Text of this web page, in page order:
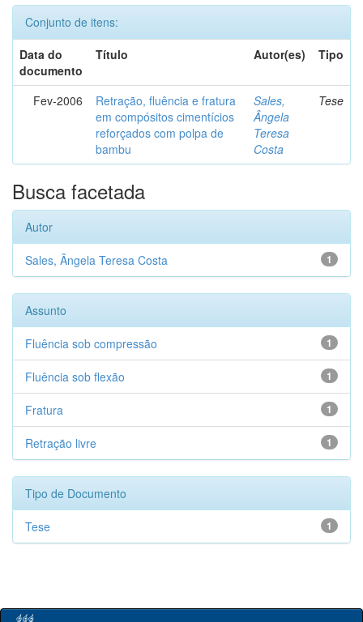
Conjunto de itens:
Data do
documento
Título Autor(es) Tipo
Fev-2006
Retração, fluência e fratura
em compósitos cimentícios
reforçados com polpa de
bambu
Sales,
Ângela
Teresa
Costa
Tese
Busca facetada
Autor
1
Sales, Ângela Teresa Costa
Assunto
1
Fluência sob compressão
1
Fluência sob flexão
1
Fratura
1
Retração livre
Tipo de Documento
1
Tese